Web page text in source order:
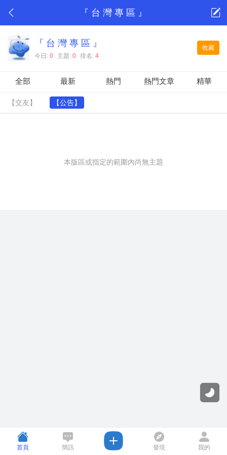
『 台 灣 專 區 』
收藏
『 台 灣 專 區 』
今日:0 主題:0 排名:4
全部 最新 熱門 熱門文章 精華
【交友】 【公告】
本版區或指定的範圍內尚無主題
首頁 簡訊 發現 我的